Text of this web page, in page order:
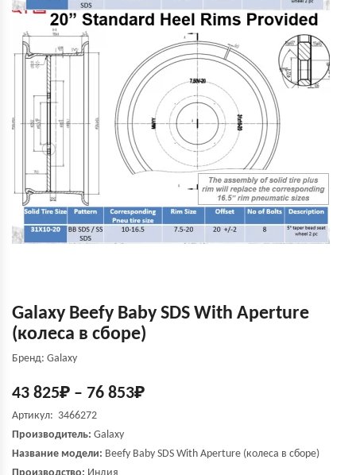
Galaxy Beefy Baby SDS With Aperture
(колеса в сборе)
Бренд: Galaxy
43 825₽ – 76 853₽
Артикул: 3466272
Производитель: Galaxy
Название модели: Beefy Baby SDS With Aperture (колеса в сборе)